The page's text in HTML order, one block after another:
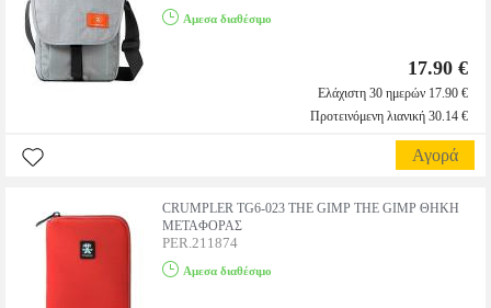
Αμεσα διαθέσιμο
17.90 €
Ελάχιστη 30 ημερών 17.90 €
Προτεινόμενη λιανική 30.14 €
Αγορά
CRUMPLER TG6-023 THE GIMP THE GIMP ΘΗΚΗ
ΜΕΤΑΦΟΡΑΣ
PER.211874
Αμεσα διαθέσιμο